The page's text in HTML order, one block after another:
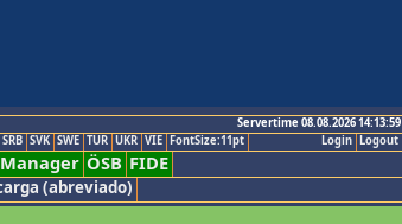
Servertime 08.08.2026 14:13:59
Logout
Login
SRB SVK SWE TUR UKR VIE FontSize:11pt
ÖSB FIDE
(abreviado)